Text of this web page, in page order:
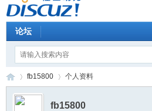
论坛
fb15800 个人资料
fb15800